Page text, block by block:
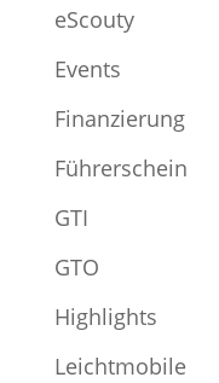
eScouty
Events
Finanzierung
Führerschein
GTI
GTO
Highlights
Leichtmobile